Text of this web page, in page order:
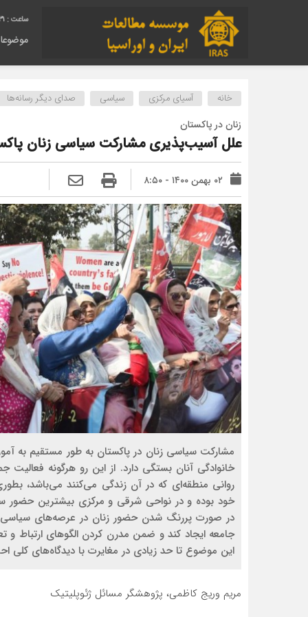
خانه آسیای مرکزی سیاسی صدای دیگر رسانه‌ها
زنان در پاکستان
علل آسیب‌پذیری مشارکت سیاسی زنان
۰۲ بهمن ۱۴۰۰ - ۸:۵۰
مشارکت سیاسی زنان در پاکستان به طور مستقیم
خانوادگی آنان بستگی دارد. از این رو هرگونه
روانی منطقه‌ای که در آن زندگی می‌کنند می‌باشد،
خود بوده و در نواحی شرقی و مرکزی بیشترین حضور
در صورت پررنگ شدن حضور زنان در عرصه‌های سیاسی
جامعه ایجاد کند و ضمن مدرن کردن الگوهای ارتباط و
این موضوع تا حد زیادی در مغایرت با دیدگاه‌های کلی
مریم وریج کاظمی، پژوهشگر مسائل ژئوپلیتیک